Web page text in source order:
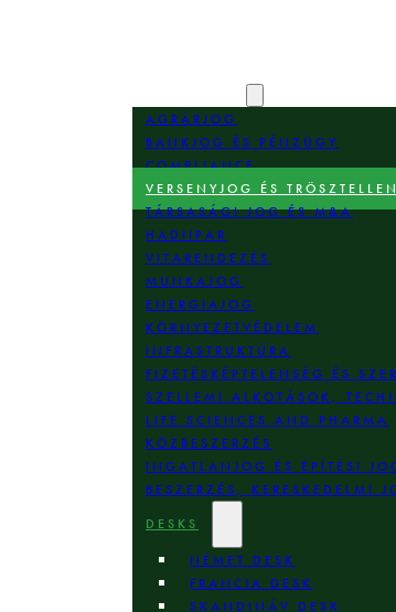
AGRÁRJOG
BANKJOG ÉS PÉNZÜGY
COMPLIANCE
VERSENYJOG ÉS
TÁRSASÁGI JOG ÉS M&A
HADIIPAR
VITARENDEZÉS
MUNKAJOG
ENERGIAJOG
KÖRNYEZETVÉDELEM
INFRASTRUKTÚRA
FIZETÉSKÉPTELENSÉG ÉS
SZELLEMI ALKOTÁSOK,
LIFE SCIENCES AND PHARMA
KÖZBESZERZÉS
INGATLANJOG ÉS ÉPÍTÉSI
BESZERZÉS, KERESKEDELMI
DESKS
NÉMET DESK
FRANCIA DESK
SKANDINÁV DESK